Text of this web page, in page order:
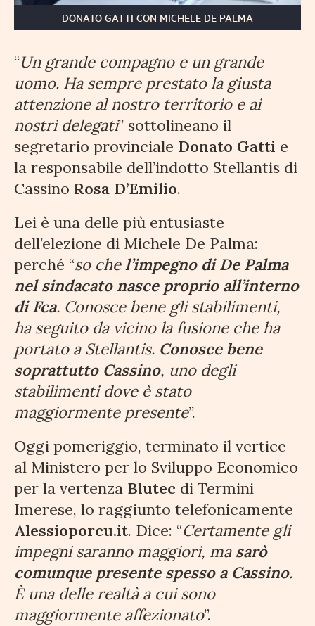
DONATO GATTI CON MICHELE DE PALMA
“Un grande compagno e un grande
uomo. Ha sempre prestato la giusta
attenzione al nostro territorio e ai
nostri delegati” sottolineano il
segretario provinciale Donato Gatti e
la responsabile dell’indotto Stellantis di
Cassino Rosa D’Emilio.
Lei è una delle più entusiaste
dell’elezione di Michele De Palma:
perché “so chel’impegno di De Palma
nel sindacato nasce proprio all’interno
di Fca. Conosce bene gli stabilimenti,
ha seguito da vicino la fusione che ha
portato a Stellantis. Conosce bene
soprattutto Cassino, uno degli
stabilimenti dove è stato
maggiormente presente”.
Oggi pomeriggio, terminato il vertice
al Ministero per lo Sviluppo Economico
per la vertenza Blutec di Termini
Imerese, lo raggiunto telefonicamente
Alessioporcu.it. Dice: “Certamente gli
impegni saranno maggiori, ma sarò
comunque presente spesso a Cassino.
È una delle realtà a cui sono
maggiormente affezionato”.